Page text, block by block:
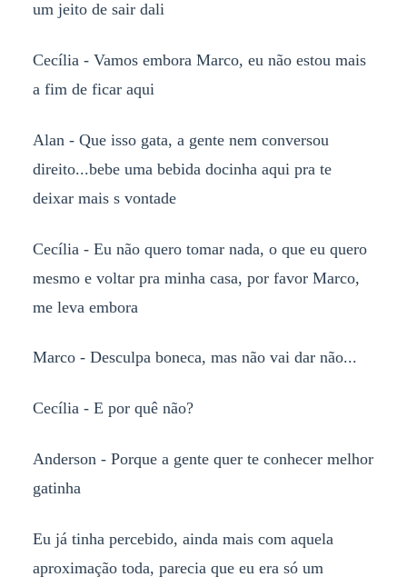
um jeito de sair dali
Cecília - Vamos embora Marco, eu não estou mais
a fim de ficar aqui
Alan - Que isso gata, a gente nem conversou
direito...bebe uma bebida docinha aqui pra te
deixar mais s vontade
Cecília - Eu não quero tomar nada, o que eu quero
mesmo e voltar pra minha casa, por favor Marco,
me leva embora
Marco - Desculpa boneca, mas não vai dar não...
Cecília - E por quê não?
Anderson - Porque a gente quer te conhecer melhor
gatinha
Eu já tinha percebido, ainda mais com aquela
aproximação toda, parecia que eu era só um